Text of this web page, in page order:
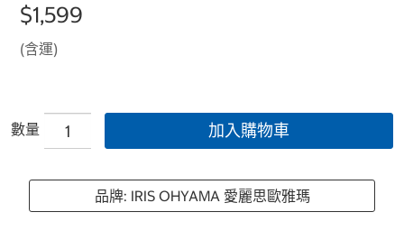
$1,599
(含運)
數量 加入購物車
品牌: IRIS OHYAMA 愛麗思歐雅瑪